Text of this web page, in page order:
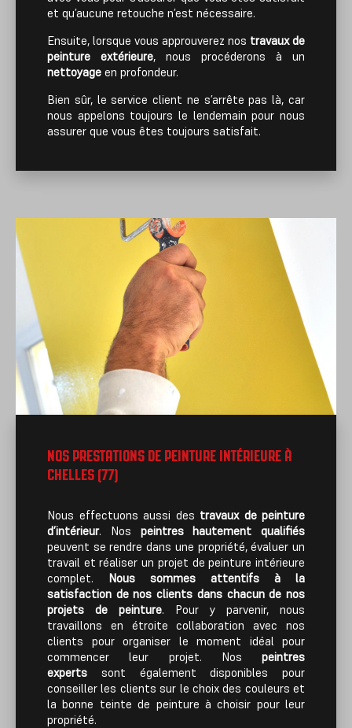
et qu’aucune retouche n’est nécessaire.
Ensuite, lorsque vous approuverez nos travaux de
peinture extérieure, nous procéderons à un
nettoyage en profondeur.
Bien sûr, le service client ne s’arrête pas là, car
nous appelons toujours le lendemain pour nous
assurer que vous êtes toujours satisfait.
NOS PRESTATIONS DE PEINTURE INTÉRIEURE À
CHELLES (77)
Nous effectuons aussi des travaux de peinture
d’intérieur. Nos peintres hautement qualifiés
peuvent se rendre dans une propriété, évaluer un
travail et réaliser un projet de peinture intérieure
complet. Nous sommes attentifs à la
satisfaction de nos clients dans chacun de nos
projets de peinture. Pour y parvenir, nous
travaillons en étroite collaboration avec nos
clients pour organiser le moment idéal pour
commencer leur projet. Nos peintres
experts sont également disponibles pour
conseiller les clients sur le choix des couleurs et
la bonne teinte de peinture à choisir pour leur
propriété.